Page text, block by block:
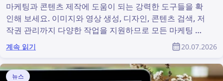
마케팅과 콘텐츠 제작에 도움이 되는 강력한 도구들을 확
인해 보세요. 이미지와 영상 생성, 디자인, 콘텐츠 검색, 저
작권 관리까지 다양한 작업을 지원하므로 모든 마케팅 팀
에 유용합니다. 이 글에서는 마케팅 전문가와 제품 디자이
너를 위한 최고의 마케팅 및 콘텐츠 제작 도구를 소개합니
다.
계속 읽기 20.07.2026
뉴스